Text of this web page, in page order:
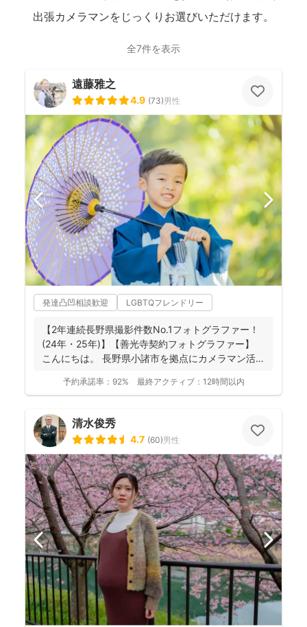
出張カメラマンをじっくりお選びいただけます。
全7件を表示
遠藤雅之
4.9 (73)男性
発達凸凹相談歓迎 LGBTQフレンドリー
【2年連続長野県撮影件数No.1フォトグラファー！
(24年・25年)】【善光寺契約フォトグラファー】
こんにちは。 長野県小諸市を拠点にカメラマン活
予約承諾率： 92% 最終アクティブ： 12時間以内
清水俊秀
4.7 (60)男性